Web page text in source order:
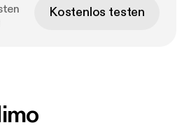
Kostenlos testen